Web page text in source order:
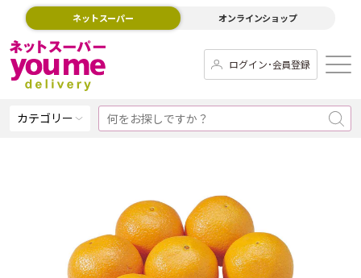
ネットスーパー オンラインショップ
ログイン･会員登録
カテゴリー